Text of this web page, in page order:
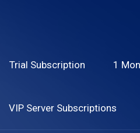
Trial Subscription 1
VIP Server Subscriptions